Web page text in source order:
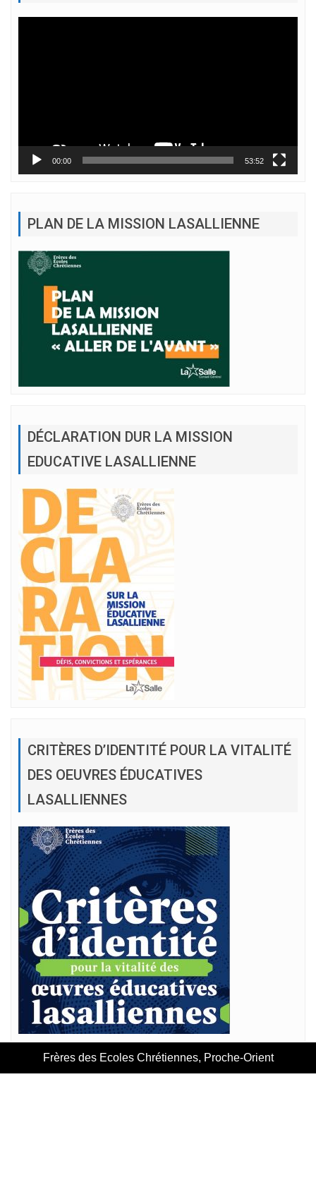
00:00 53:52
PLAN DE LA MISSION LASALLIENNE
DÉCLARATION DUR LA MISSION
EDUCATIVE LASALLIENNE
CRITÈRES D’IDENTITÉ POUR LA VITALITÉ
DES OEUVRES ÉDUCATIVES
LASALLIENNES
Frères des Ecoles Chrétiennes, Proche-Orient